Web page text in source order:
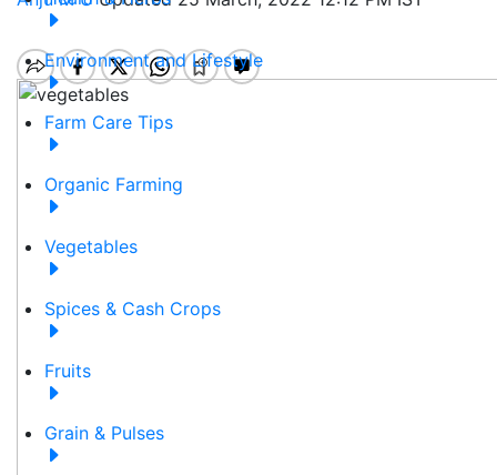
Environment and Lifestyle
Farm Care Tips
Organic Farming
Vegetables
Spices & Cash Crops
Fruits
Grain & Pulses